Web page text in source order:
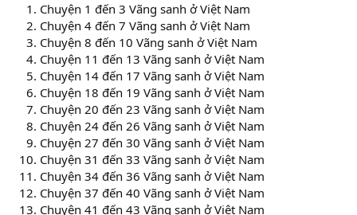
Chuyện 1 đến 3 Vãng sanh ở Việt Nam
Chuyện 4 đến 7 Vãng sanh ở Việt Nam
Chuyện 8 đến 10 Vãng sanh ở Việt Nam
Chuyện 11 đến 13 Vãng sanh ở Việt Nam
Chuyện 14 đến 17 Vãng sanh ở Việt Nam
Chuyện 18 đến 19 Vãng sanh ở Việt Nam
Chuyện 20 đến 23 Vãng sanh ở Việt Nam
Chuyện 24 đến 26 Vãng sanh ở Việt Nam
Chuyện 27 đến 30 Vãng sanh ở Việt Nam
Chuyện 31 đến 33 Vãng sanh ở Việt Nam
Chuyện 34 đến 36 Vãng sanh ở Việt Nam
Chuyện 37 đến 40 Vãng sanh ở Việt Nam
Chuyện 41 đến 43 Vãng sanh ở Việt Nam